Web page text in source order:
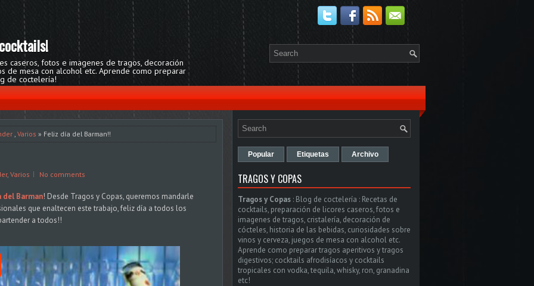
caseros, fotos e imagenes de tragos, decoración
de mesa con alcohol etc. Aprende como preparar
de coctelería!
, Varios » Feliz día del Barman!!
, Varios No comments
del Barman! Desde Tragos y Copas, queremos mandarle
que enaltecen este trabajo, feliz día a todos los
a todos!!
Popular Etiquetas Archivo
TRAGOS Y COPAS
Tragos y Copas : Blog de coctelería : Recetas de
cocktails, preparación de licores caseros, fotos e
imagenes de tragos, cristalería, decoración de
cócteles, historia de las bebidas, curiosidades sobre
vinos y cerveza, juegos de mesa con alcohol etc.
Aprende como preparar tragos aperitivos y tragos
digestivos; cocktails afrodisíacos y cocktails
tropicales con vodka, tequila, whisky, ron, granadina
etc!